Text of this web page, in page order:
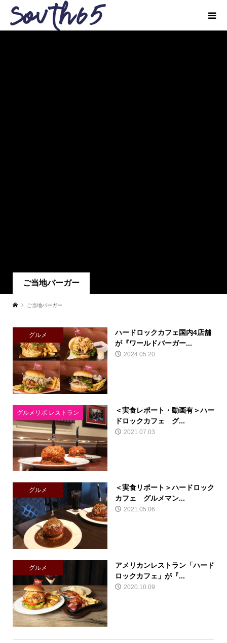
ご当地バーガー
ご当地バーガー
グルメ
ハードロックカフェ国内4店舗
が『ワールドバーガー...
2024.05.20
グルメリポ レストラン
＜実食レポート・動画有＞ハー
ドロックカフェ グ...
2021.07.03
グルメ
＜実食リポート＞ハードロック
カフェ グルメマン...
2021.05.06
グルメ
アメリカンレストラン「ハード
ロックカフェ」が『...
2020.10.09